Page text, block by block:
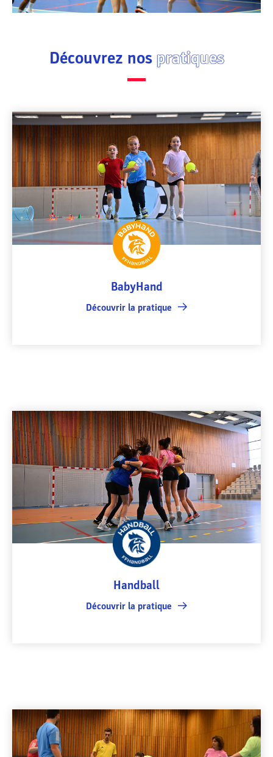
Découvrez nos pratiques
BabyHand
Découvrir la pratique
Handball
Découvrir la pratique